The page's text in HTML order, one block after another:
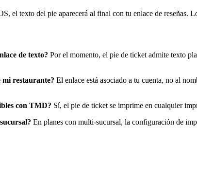
el texto del pie aparecerá al final con tu enlace de
de texto? Por el momento, el pie de ticket admite texto
mi restaurante? El enlace está asociado a tu cuenta, no al
con TMD? Sí, el pie de ticket se imprime en cualquier
En planes con multi-sucursal, la configuración de